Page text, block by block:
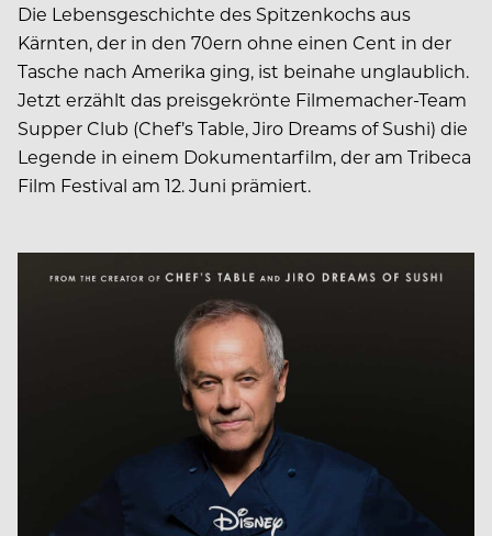
Die Lebensgeschichte des Spitzenkochs aus
Kärnten, der in den 70ern ohne einen Cent in der
Tasche nach Amerika ging, ist beinahe unglaublich.
Jetzt erzählt das preisgekrönte Filmemacher-Team
Supper Club (Chef’s Table, Jiro Dreams of Sushi) die
Legende in einem Dokumentarfilm, der am Tribeca
Film Festival am 12. Juni prämiert.